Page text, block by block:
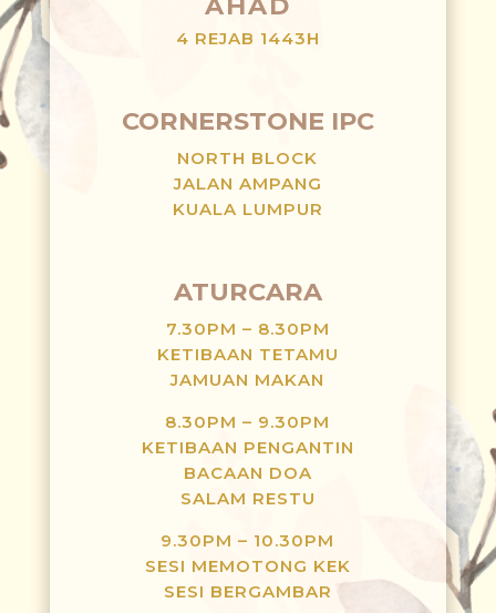
4 REJAB 1443H
CORNERSTONE IPC
NORTH BLOCK
JALAN AMPANG
KUALA LUMPUR
ATURCARA
7.30PM – 8.30PM
KETIBAAN TETAMU
JAMUAN MAKAN
8.30PM – 9.30PM
KETIBAAN PENGANTIN
BACAAN DOA
SALAM RESTU
9.30PM – 10.30PM
SESI MEMOTONG KEK
SESI BERGAMBAR